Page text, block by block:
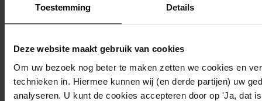
Toestemming Details
Deze website maakt gebruik van cookies
Om uw bezoek nog beter te maken zetten we cookies en
technieken in. Hiermee kunnen wij (en derde partijen) uw
analyseren. U kunt de cookies accepteren door op 'Ja, dat